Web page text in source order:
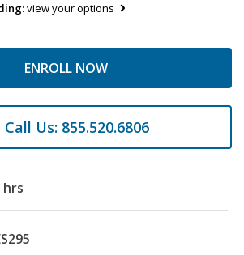
view your options
ENROLL NOW
Call Us: 855.520.6806
hrs